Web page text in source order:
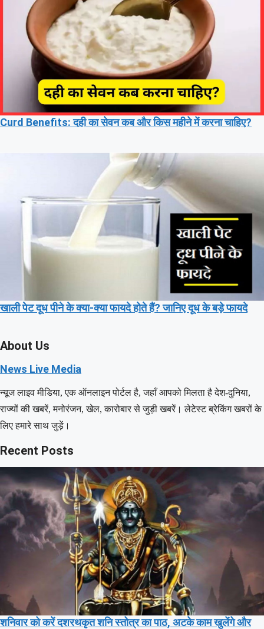
Curd Benefits: दही का सेवन कब और किस महीने में करना चाहिए?
खाली पेट दूध पीने के क्या-क्या फायदे होते हैं? जानिए दूध के बड़े फायदे
About Us
News Live Media
न्यूज लाइव मीडिया, एक ऑनलाइन पोर्टल है, जहाँ आपको मिलता है देश-दुनिया,
राज्यों की खबरें, मनोरंजन, खेल, कारोबार से जुड़ी खबरें। लेटेस्ट ब्रेकिंग खबरों के
लिए हमारे साथ जुड़ें।
Recent Posts
शनिवार को करें दशरथकृत शनि स्तोत्र का पाठ, अटके काम खुलेंगे और